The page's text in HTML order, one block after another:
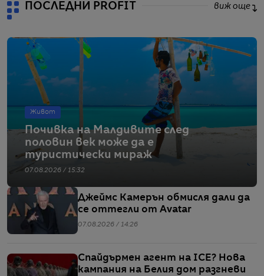
ПОСЛЕДНИ PROFIT виж още
Живот
Почивка на Малдивите след
половин век може да е
туристически мираж
07.08.2026 / 15:32
Джеймс Камерън обмисля дали да
се оттегли от Avatar
07.08.2026 / 14:26
Спайдърмен агент на ICE? Нова
кампания на Белия дом разгневи